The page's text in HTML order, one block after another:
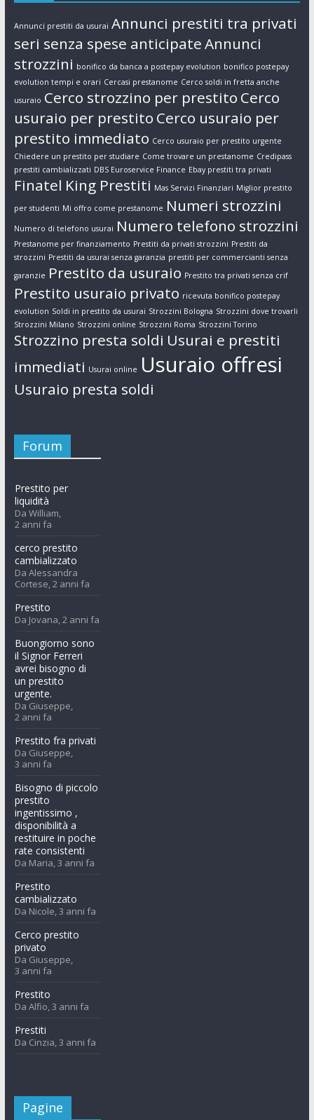
Annunci prestiti da usurai Annunci prestiti tra privati
seri senza spese anticipateAnnunci
strozzini bonifico da banca a postepay evolution bonifico postepay
evolution tempi e orari Cercasi prestanome Cerco soldi in fretta anche
usuraio Cerco strozzino per prestito Cerco
usuraio per prestito Cerco usuraio per
prestito immediato Cerco usuraio per prestito urgente
Chiedere un prestito per studiare Come trovare un prestanome Credipass
prestiti cambializzati DBS Euroservice Finance Ebay prestiti tra privati
Finatel King Prestiti Mas Servizi Finanziari Miglior prestito
per studenti Mi offro come prestanome Numeri strozzini
Numero di telefono usurai Numero telefono strozzini
Prestanome per finanziamento Prestiti da privati strozzini Prestiti da
strozzini Prestiti da usurai senza garanzia prestiti per commercianti senza
garanzie Prestito da usuraio Prestito tra privati senza crif
Prestito usuraio privato ricevuta bonifico postepay
evolution Soldi in prestito da usurai Strozzini Bologna Strozzini dove trovarli
Strozzini Milano Strozzini online Strozzini Roma Strozzini Torino
Strozzino presta soldi Usurai e prestiti
immediati Usurai online Usuraio offresi
Usuraio presta soldi
Forum
Prestito per
liquidità
Da William,
2 anni fa
cerco prestito
cambializzato
Da Alessandra
Cortese,2 anni fa
Prestito
Da Jovana,2 anni fa
Buongiorno sono
il Signor Ferreri
avrei bisogno di
un prestito
urgente.
Da Giuseppe,
2 anni fa
Prestito fra privati
Da Giuseppe,
3 anni fa
Bisogno di piccolo
prestito
ingentissimo ,
disponibilità a
restituire in poche
rate consistenti
Da Maria,3 anni fa
Prestito
cambializzato
Da Nicole,3 anni fa
Cerco prestito
privato
Da Giuseppe,
3 anni fa
Prestito
Da Alfio,3 anni fa
Prestiti
Da Cinzia,3 anni fa
Pagine